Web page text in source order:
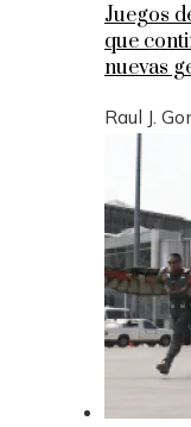
Juegos
que
nuevas
Raul J.